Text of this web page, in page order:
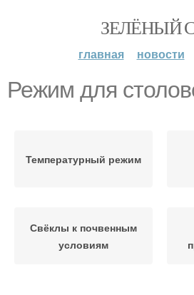
ЗЕЛЁНЫЙ
главная новости
Режим для
Температурный режим
Свёклы к почвенным
условиям